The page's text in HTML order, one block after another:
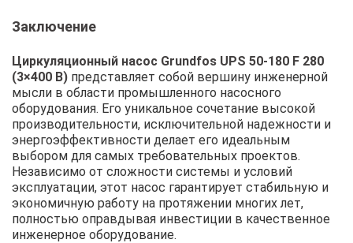
Заключение
Циркуляционный насос Grundfos UPS 50-180 F 280
(3×400 В) представляет собой вершину инженерной
мысли в области промышленного насосного
оборудования. Его уникальное сочетание высокой
производительности, исключительной надежности и
энергоэффективности делает его идеальным
выбором для самых требовательных проектов.
Независимо от сложности системы и условий
эксплуатации, этот насос гарантирует стабильную и
экономичную работу на протяжении многих лет,
полностью оправдывая инвестиции в качественное
инженерное оборудование.